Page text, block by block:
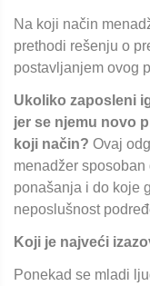
Na koji način
prethodi rešenju o
postavljanjem ovog
Ukoliko zaposleni
jer se njemu novo
koji način? Ovaj
menadžer
ponašanja i do koje
neposlušnost
Koji je najveći
Ponekad se mladi